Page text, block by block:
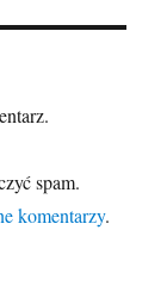
spam.
komentarzy.